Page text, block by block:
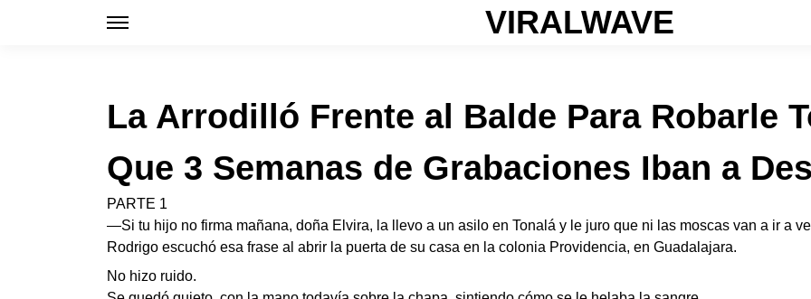
VIRALWAVE
La Arrodilló Frente al Balde Para Robarle
Que 3 Semanas de Grabaciones Iban a
PARTE 1
—Si tu hijo no firma mañana, doña Elvira, la llevo a un asilo en Tonalá y le juro que ni las moscas van a ir a
Rodrigo escuchó esa frase al abrir la puerta de su casa en la colonia Providencia, en Guadalajara.
No hizo ruido.